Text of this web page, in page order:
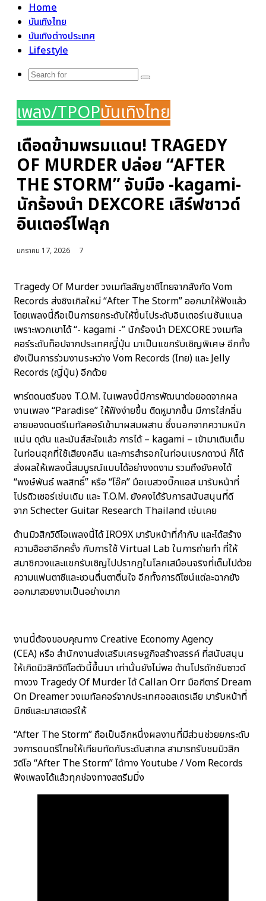
Home
บันเทิงไทย
บันเทิงต่างประเทศ
Lifestyle
Search
เพลง/TPOPบันเทิงไทย
เดือดข้ามพรมแดน! TRAGEDY
OF MURDER ปล่อย “AFTER
THE STORM” จับมือ -kagami-
นักร้องนำ DEXCORE เสิร์ฟซาวด์
อินเตอร์ไฟลุก
มกราคม 17, 2026 7
Tragedy Of Murder วงเมทัลสัญชาติไทยจากสังกัด Vom
Records ส่งซิงเกิลใหม่ “After The Storm” ออกมาให้ฟังแล้ว
โดยเพลงนี้ถือเป็นการยกระดับให้ขึ้นไประดับอินเตอร์เนชันแนล
เพราะพวกเขาได้ “- kagami -” นักร้องนำ DEXCORE วงเมทัล
คอร์ระดับท็อปจากประเทศญี่ปุ่น มาเป็นแขกรับเชิญพิเศษ อีกทั้ง
ยังเป็นการร่วมงานระหว่าง Vom Records (ไทย) และ Jelly
Records (ญี่ปุ่น) อีกด้วย
พาร์ตดนตรีของ T.O.M. ในเพลงนี้มีการพัฒนาต่อยอดจากผล
งานเพลง “Paradise” ให้ฟังง่ายขึ้น ติดหูมากขึ้น มีการใส่กลิ่น
อายของดนตรีเมทัลคอร์เข้ามาผสมผสาน ซึ่งนอกจากความหนัก
แน่น ดุดัน และมันส์สะใจแล้ว การได้ – kagami – เข้ามาเติมเต็ม
ในท่อนฮุกที่ใช้เสียงคลีน และการสำรอกในท่อนเบรกดาวน์ ก็ได้
ส่งผลให้เพลงนี้สมบูรณ์แบบได้อย่างงดงาม รวมถึงยังคงได้
“พงษ์พันธ์ พลสิทธิ์” หรือ “โอ๊ค” มือเบสวงบิ๊กแอส มารับหน้าที่
โปรดิวเซอร์เช่นเดิม และ T.O.M. ยังคงได้รับการสนับสนุนที่ดี
จาก Schecter Guitar Research Thailand เช่นเคย
ด้านมิวสิกวิดีโอเพลงนี้ได้ IRO9X มารับหน้าที่กำกับ และได้สร้าง
ความฮือฮาอีกครั้ง กับการใช้ Virtual Lab ในการถ่ายทำ ที่ให้
สมาชิกวงและแขกรับเชิญไปปรากฏในโลกเสมือนจริงที่เต็มไปด้วย
ความแฟนตาซีและชวนตื่นตาตื่นใจ อีกทั้งการดีไซน์แต่ละฉากยัง
ออกมาสวยงามเป็นอย่างมาก
งานนี้ต้องขอบคุณทาง Creative Economy Agency
(CEA) หรือ สำนักงานส่งเสริมเศรษฐกิจสร้างสรรค์ ที่สนับสนุน
ให้เกิดมิวสิกวิดีโอตัวนี้ขึ้นมา เท่านั้นยังไม่พอ ด้านโปรดักชันซาวด์
ทางวง Tragedy Of Murder ได้ Callan Orr มือกีตาร์ Dream
On Dreamer วงเมทัลคอร์จากประเทศออสเตรเลีย มารับหน้าที่
มิกซ์และมาสเตอร์ให้
“After The Storm” ถือเป็นอีกหนึ่งผลงานที่มีส่วนช่วยยกระดับ
วงการดนตรีไทยให้เทียบทัดกับระดับสากล สามารถรับชมมิวสิก
วิดีโอ “After The Storm” ได้ทาง Youtube / Vom Records
ฟังเพลงได้แล้วทุกช่องทางสตรีมมิ่ง